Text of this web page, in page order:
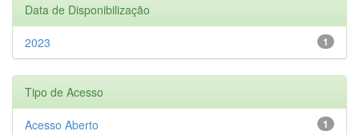
Data de Disponibilização
1
2023
Tipo de Acesso
1
Acesso Aberto